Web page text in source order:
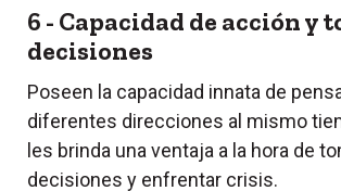
6 - Capacidad de acción y
decisiones
Poseen la capacidad innata de
diferentes direcciones al mismo
les brinda una ventaja a la hora de
decisiones y enfrentar crisis.